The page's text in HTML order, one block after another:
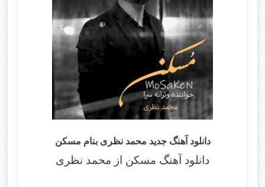
دانلود آهنگ جدید محمد نظری بنام مسکن
دانلود آهنگ مسکن از محمد نظری